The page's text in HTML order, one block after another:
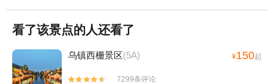
看了该景点的人还看了
乌镇西栅景区(5A) ¥150起


7299条评论